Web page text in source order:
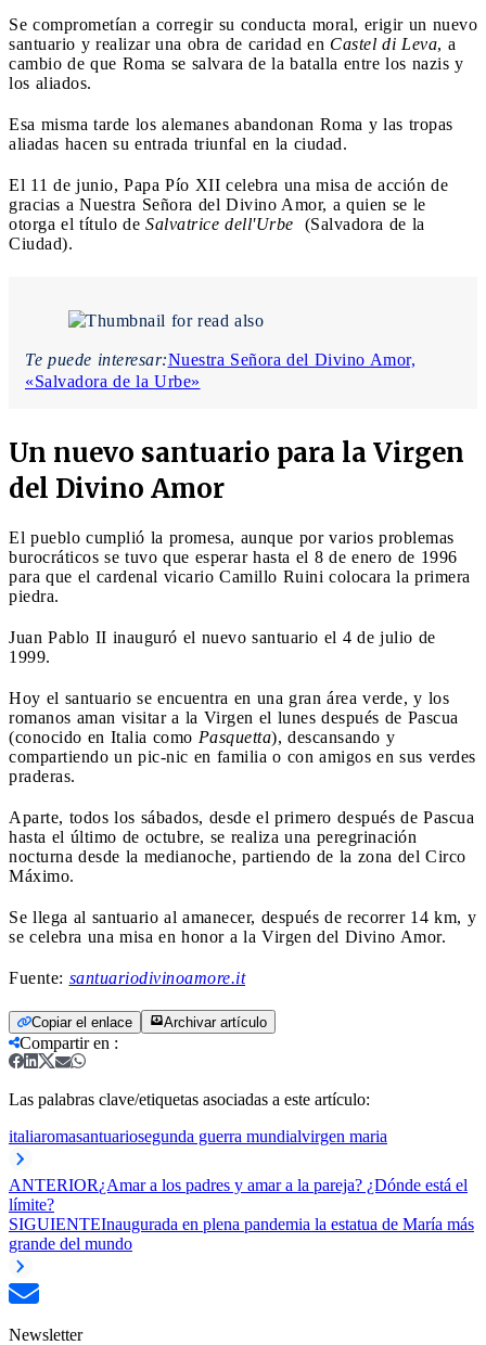
Se comprometían a corregir su conducta moral, erigir un nuevo
santuario y realizar una obra de caridad en Castel di Leva, a
cambio de que Roma se salvara de la batalla entre los nazis y
los aliados.
Esa misma tarde los alemanes abandonan Roma y las tropas
aliadas hacen su entrada triunfal en la ciudad.
El 11 de junio, Papa Pío XII celebra una misa de acción de
gracias a Nuestra Señora del Divino Amor, a quien se le
otorga el título de Salvatrice dell'Urbe (Salvadora de la
Ciudad).
Te puede interesar:Nuestra Señora del Divino Amor,
«Salvadora de la Urbe»
Un nuevo santuario para la Virgen
del Divino Amor
El pueblo cumplió la promesa, aunque por varios problemas
burocráticos se tuvo que esperar hasta el 8 de enero de 1996
para que el cardenal vicario Camillo Ruini colocara la primera
piedra.
Juan Pablo II inauguró el nuevo santuario el 4 de julio de
1999.
Hoy el santuario se encuentra en una gran área verde, y los
romanos aman visitar a la Virgen el lunes después de Pascua
(conocido en Italia como Pasquetta), descansando y
compartiendo un pic-nic en familia o con amigos en sus verdes
praderas.
Aparte, todos los sábados, desde el primero después de Pascua
hasta el último de octubre, se realiza una peregrinación
nocturna desde la medianoche, partiendo de la zona del Circo
Máximo.
Se llega al santuario al amanecer, después de recorrer 14 km, y
se celebra una misa en honor a la Virgen del Divino Amor.
Fuente: santuariodivinoamore.it
Copiar el enlace Archivar artículo
Compartir en :
Las palabras clave/etiquetas asociadas a este artículo:
italiaromasantuariosegunda guerra mundialvirgen maria
ANTERIOR¿Amar a los padres y amar a la pareja? ¿Dónde está el
límite?
SIGUIENTEInaugurada en plena pandemia la estatua de María más
grande del mundo
Newsletter